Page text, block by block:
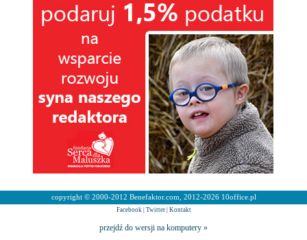
copyright © 2000-2012 Benefaktor.com, 2012-2026 10office.pl
Facebook| Twitter| Kontakt
przejdź do wersji na komputery »